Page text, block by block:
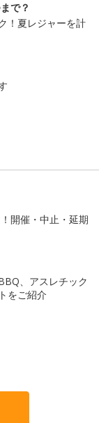
で？
！夏レジャーを計
開催・中止・延期
、アスレチック
をご紹介